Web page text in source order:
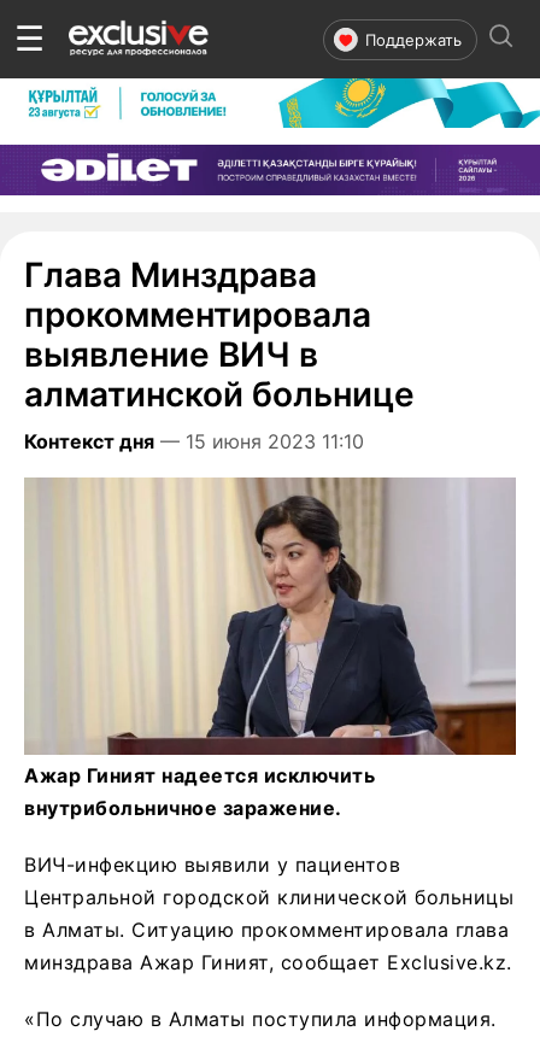
☰ Поддержать
Глава Минздрава
прокомментировала
выявление ВИЧ в
алматинской больнице
Контекст дня — 15 июня 2023 11:10
Ажар Гиният надеется исключить
внутрибольничное заражение.
ВИЧ-инфекцию выявили у пациентов
Центральной городской клинической больницы
в Алматы. Ситуацию прокомментировала глава
минздрава Ажар Гиният, сообщает Exclusive.kz.
«По случаю в Алматы поступила информация.